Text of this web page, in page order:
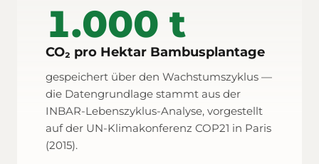
1.000 t
CO₂ pro Hektar Bambus­plantage
gespeichert über den Wachstums­zyklus —
die Datengrundlage stammt aus der
INBAR-Lebenszyklus-Analyse, vorgestellt
auf der UN-Klima­konferenz COP21 in Paris
(2015).